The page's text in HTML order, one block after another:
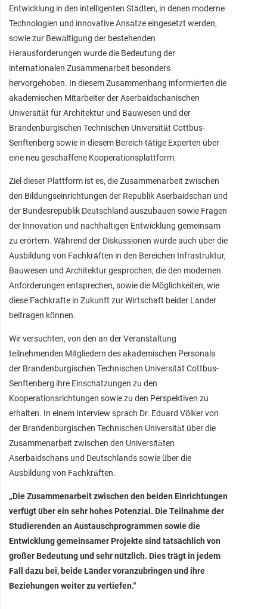
Entwicklung in den intelligenten Städten, in denen moderne
Technologien und innovative Ansätze eingesetzt werden,
sowie zur Bewältigung der bestehenden
Herausforderungen wurde die Bedeutung der
internationalen Zusammenarbeit besonders
hervorgehoben. In diesem Zusammenhang informierten die
akademischen Mitarbeiter der Aserbaidschanischen
Universität für Architektur und Bauwesen und der
Brandenburgischen Technischen Universität Cottbus-
Senftenberg sowie in diesem Bereich tätige Experten über
eine neu geschaffene Kooperationsplattform.
Ziel dieser Plattform ist es, die Zusammenarbeit zwischen
den Bildungseinrichtungen der Republik Aserbaidschan und
der Bundesrepublik Deutschland auszubauen sowie Fragen
der Innovation und nachhaltigen Entwicklung gemeinsam
zu erörtern. Während der Diskussionen wurde auch über die
Ausbildung von Fachkräften in den Bereichen Infrastruktur,
Bauwesen und Architektur gesprochen, die den modernen
Anforderungen entsprechen, sowie die Möglichkeiten, wie
diese Fachkräfte in Zukunft zur Wirtschaft beider Länder
beitragen können.
Wir versuchten, von den an der Veranstaltung
teilnehmenden Mitgliedern des akademischen Personals
der Brandenburgischen Technischen Universität Cottbus-
Senftenberg ihre Einschätzungen zu den
Kooperationsrichtungen sowie zu den Perspektiven zu
erhalten. In einem Interview sprach Dr. Eduard Völker von
der Brandenburgischen Technischen Universität über die
Zusammenarbeit zwischen den Universitäten
Aserbaidschans und Deutschlands sowie über die
Ausbildung von Fachkräften.
„Die Zusammenarbeit zwischen den beiden Einrichtungen
verfügt über ein sehr hohes Potenzial. Die Teilnahme der
Studierenden an Austauschprogrammen sowie die
Entwicklung gemeinsamer Projekte sind tatsächlich von
großer Bedeutung und sehr nützlich. Dies trägt in jedem
Fall dazu bei, beide Länder voranzubringen und ihre
Beziehungen weiter zu vertiefen.“